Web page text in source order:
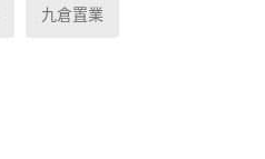
九倉置業